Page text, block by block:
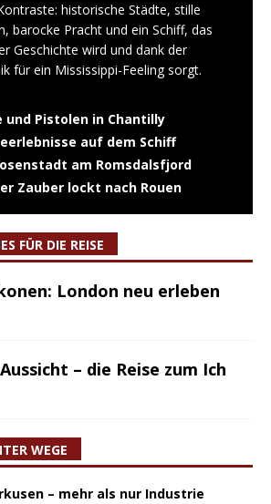
historische Städte, stille
barocke Pracht und ein Schiff, das
Geschichte wird und dank der
für ein Mississippi-Feeling sorgt.
und Pistolen in Chantilly
auf dem Schiff
am Romsdalsfjord
Zauber lockt nach Rouen
FÜR DIE REISE
London neu erleben
– die Reise zum Ich
WEGE
– mehr als nur Industrie